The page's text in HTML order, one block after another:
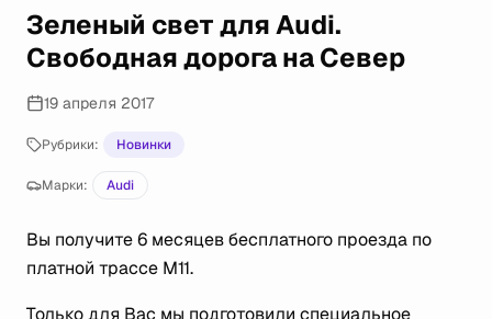
Зеленый свет для Audi.
Свободная дорога на Север
19 апреля 2017
Рубрики: Новинки
Марки: Audi
Вы получите 6 месяцев бесплатного проезда по
платной трассе М11.
Только для Вас мы подготовили специальное